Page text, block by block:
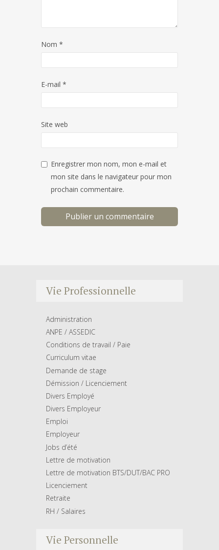
Nom *
E-mail *
Site web
Enregistrer mon nom, mon e-mail et
mon site dans le navigateur pour mon
prochain commentaire.
Vie Professionnelle
Administration
ANPE / ASSEDIC
Conditions de travail / Paie
Curriculum vitae
Demande de stage
Démission / Licenciement
Divers Employé
Divers Employeur
Emploi
Employeur
Jobs d’été
Lettre de motivation
Lettre de motivation BTS/DUT/BAC PRO
Licenciement
Retraite
RH / Salaires
Vie Personnelle